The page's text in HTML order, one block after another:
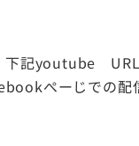
下記youtube
ぺーじでの配